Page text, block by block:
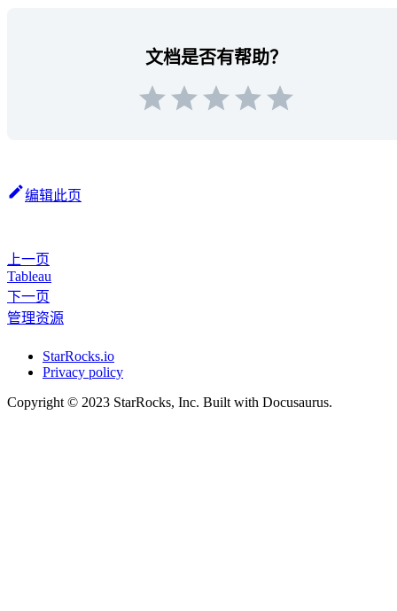
文档是否有帮助？
编辑此页
上一页
Tableau
下一页
管理资源
StarRocks.io
Privacy policy
Copyright © 2023 StarRocks, Inc. Built with Docusaurus.